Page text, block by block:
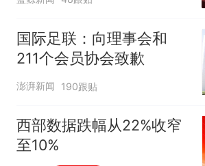
国际足联：向理事会和
211个会员协会致歉
澎湃新闻 190跟贴
西部数据跌幅从22%收窄
至10%